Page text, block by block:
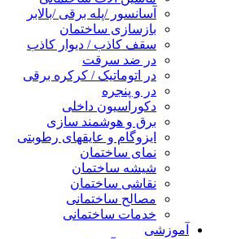
آسانسور /پله برقی /بالابر
بازسازی ساختمان
سقف کاذب / دیوار کاذب
در ضد سرقت
در اتوماتیک / کرکره برقی
در و پنجره
دکوراسیون داخلی
برق و هوشمند سازی
ایزوگام و عایقهای رطوبتی
نمای ساختمان
شیشه ساختمان
نقاشی ساختمان
مصالح ساختمانی
خدمات ساختمانی
آموزشی